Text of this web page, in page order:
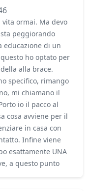
ormai. Ma devo
peggiorando
educazione di un
ho optato per
alla brace.
specifico, rimango
mi chiamano il
io il pacco al
cosa avviene per il
in casa con
Infine viene
esattamente UNA
a questo punto